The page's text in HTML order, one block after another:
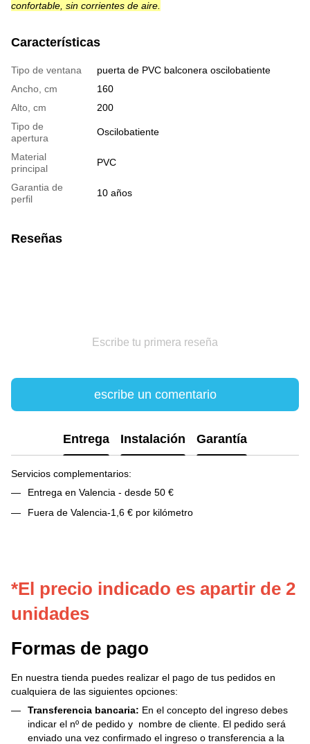
confortable, sin corrientes de aire.
Características
Tipo de ventana
puerta de PVC balconera oscilobatiente
Ancho, cm
160
Alto, cm
200
Tipo de
apertura
Oscilobatiente
Material
principal
PVC
Garantia de
perfil
10 años
Reseñas
Escribe tu primera reseña
escribe un comentario
Entrega Instalación Garantía
Servicios complementarios:
Entrega en Valencia - desde 50 €
Fuera de Valencia-1,6 € por kilómetro
*El precio indicado es apartir de 2
unidades
Formas de pago
En nuestra tienda puedes realizar el pago de tus pedidos en
cualquiera de las siguientes opciones:
Transferencia bancaria: En el concepto del ingreso debes
indicar el nº de pedido y nombre de cliente. El pedido será
enviado una vez confirmado el ingreso o transferencia a la